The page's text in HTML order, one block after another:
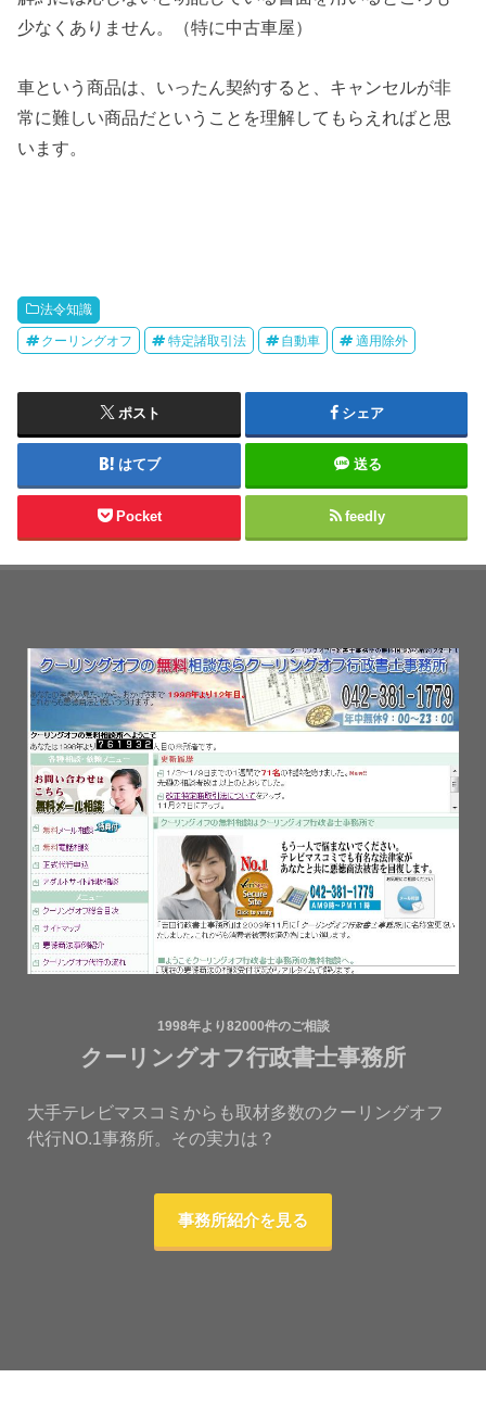
少なくありません。（特に中古車屋）
車という商品は、いったん契約すると、キャンセルが非
常に難しい商品だということを理解してもらえればと思
います。
法令知識
クーリングオフ 特定諸取引法 自動車 適用除外
ポスト シェア
はてブ 送る
Pocket feedly
1998年より82000件のご相談
クーリングオフ行政書士事務所
大手テレビマスコミからも取材多数のクーリングオフ
代行NO.1事務所。その実力は？
事務所紹介を見る